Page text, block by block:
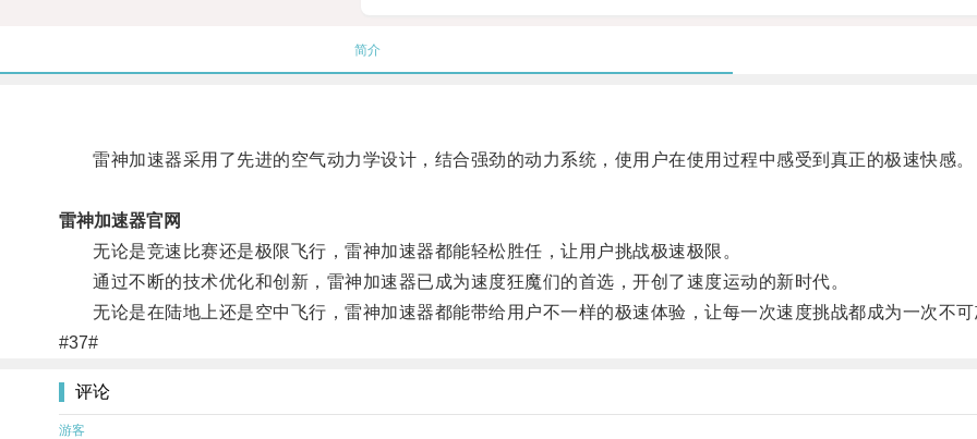
简介
雷神加速器采用了先进的空气动力学设计，结合强劲的动力系统，使用户在使用过程中感受到真正的极速快感。
雷神加速器官网
无论是竞速比赛还是极限飞行，雷神加速器都能轻松胜任，让用户挑战极速极限。
通过不断的技术优化和创新，雷神加速器已成为速度狂魔们的首选，开创了速度运动的新时代。
无论是在陆地上还是空中飞行，雷神加速器都能带给用户不一样的极速体验，让每一次速度挑战都成为一次不可
#37#
评论
游客